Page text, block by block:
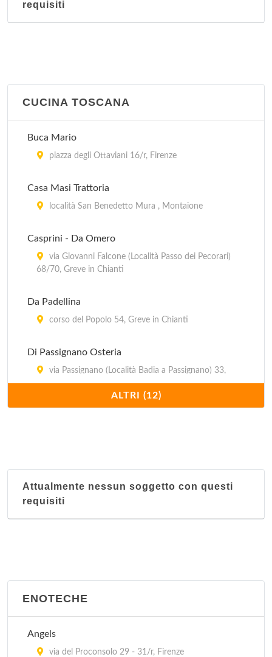
requisiti
CUCINA TOSCANA
Buca Mario
piazza degli Ottaviani 16/r, Firenze
Casa Masi Trattoria
località San Benedetto Mura , Montaione
Casprini - Da Omero
via Giovanni Falcone (Località Passo dei Pecorari)
68/70, Greve in Chianti
Da Padellina
corso del Popolo 54, Greve in Chianti
Di Passignano Osteria
via Passignano (Località Badia a Passignano) 33,
Tavernelle Val di Pesa
località Petrognano 4, Barberino Val d'Elsa
Il Frantoio
La Gramola
via delle Fonti 1, Tavernelle Val di Pesa
Le Cernacchie Trattoria
località La Panca 11, Greve in Chianti
ALTRI (12)
Attualmente nessun soggetto con questi
requisiti
ENOTECHE
Angels
via del Proconsolo 29 - 31/r, Firenze